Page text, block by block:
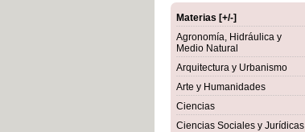
Materias [+/-]
Agronomía, Hidráulica y
Medio Natural
Arquitectura y Urbanismo
Arte y Humanidades
Ciencias
Ciencias Sociales y Jurídicas